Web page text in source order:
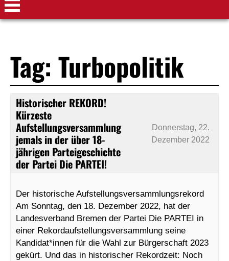
Tag: Turbopolitik
Historischer REKORD!
Kürzeste
Aufstellungsversammlung
jemals in der über 18-
jährigen Parteigeschichte
der Partei Die PARTEI!
Donnerstag, 22.
Dezember 2022
Der historische Aufstellungsversammlungsrekord
Am Sonntag, den 18. Dezember 2022, hat der
Landesverband Bremen der Partei Die PARTEI in
einer Rekordaufstellungsversammlung seine
Kandidat*innen für die Wahl zur Bürgerschaft 2023
gekürt. Und das in historischer Rekordzeit: Noch